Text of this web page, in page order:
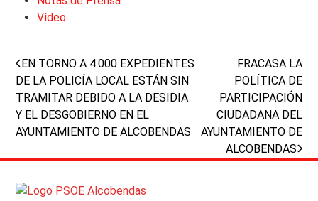
Vídeo
previous
post:
EN TORNO A 4.000 EXPEDIENTES
DE LA POLICÍA LOCAL ESTÁN SIN
TRAMITAR DEBIDO A LA DESIDIA
Y EL DESGOBIERNO EN EL
AYUNTAMIENTO DE ALCOBENDAS
next
post:
FRACASA LA
POLÍTICA DE
PARTICIPACIÓN
CIUDADANA DEL
AYUNTAMIENTO DE
ALCOBENDAS